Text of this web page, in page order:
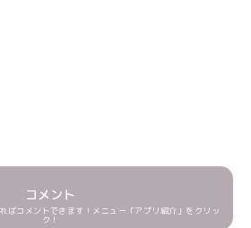
コメント
ばコメントできます！メニュー「アプリ紹介」をクリッ
ク！